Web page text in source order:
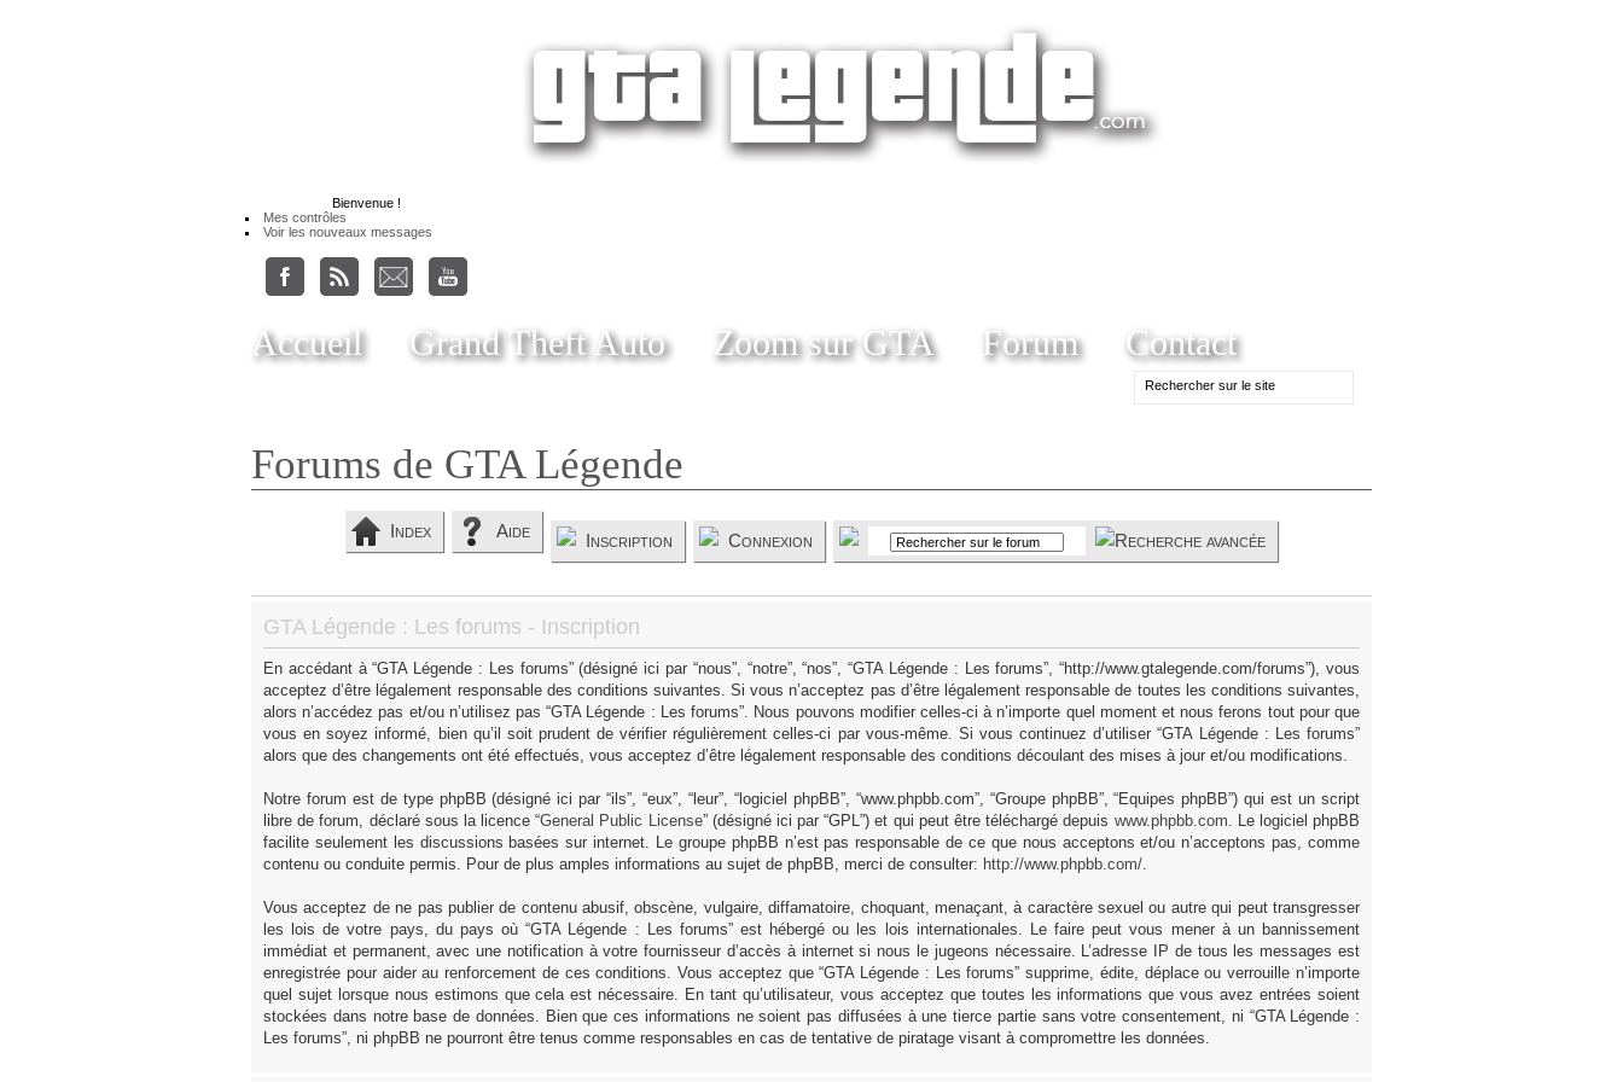
Bienvenue !
Mes contrôles
Voir les nouveaux messages
Accueil Grand Theft Auto Zoom sur GTA Forum Contact
Forums de GTA Légende
Index Aide Inscription Connexion
GTA Légende : Les forums - Inscription
En accédant à “GTA Légende : Les forums” (désigné ici par “nous”, “notre”, “nos”, “GTA Légende : Les forums”, “http://www.gtalegende.com/forums”), vous
acceptez d’être légalement responsable des conditions suivantes. Si vous n’acceptez pas d’être légalement responsable de toutes les conditions suivantes,
alors n’accédez pas et/ou n’utilisez pas “GTA Légende : Les forums”. Nous pouvons modifier celles-ci à n’importe quel moment et nous ferons tout pour que
vous en soyez informé, bien qu’il soit prudent de vérifier régulièrement celles-ci par vous-même. Si vous continuez d’utiliser “GTA Légende : Les forums”
alors que des changements ont été effectués, vous acceptez d’être légalement responsable des conditions découlant des mises à jour et/ou modifications.
Notre forum est de type phpBB (désigné ici par “ils”, “eux”, “leur”, “logiciel phpBB”, “www.phpbb.com”, “Groupe phpBB”, “Equipes phpBB”) qui est un script
libre de forum, déclaré sous la licence “General Public License” (désigné ici par “GPL”) et qui peut être téléchargé depuis www.phpbb.com. Le logiciel phpBB
facilite seulement les discussions basées sur internet. Le groupe phpBB n’est pas responsable de ce que nous acceptons et/ou n’acceptons pas, comme
contenu ou conduite permis. Pour de plus amples informations au sujet de phpBB, merci de consulter: http://www.phpbb.com/.
Vous acceptez de ne pas publier de contenu abusif, obscène, vulgaire, diffamatoire, choquant, menaçant, à caractère sexuel ou autre qui peut transgresser
les lois de votre pays, du pays où “GTA Légende : Les forums” est hébergé ou les lois internationales. Le faire peut vous mener à un bannissement
immédiat et permanent, avec une notification à votre fournisseur d’accès à internet si nous le jugeons nécessaire. L’adresse IP de tous les messages est
enregistrée pour aider au renforcement de ces conditions. Vous acceptez que “GTA Légende : Les forums” supprime, édite, déplace ou verrouille n’importe
quel sujet lorsque nous estimons que cela est nécessaire. En tant qu’utilisateur, vous acceptez que toutes les informations que vous avez entrées soient
stockées dans notre base de données. Bien que ces informations ne soient pas diffusées à une tierce partie sans votre consentement, ni “GTA Légende :
Les forums”, ni phpBB ne pourront être tenus comme responsables en cas de tentative de piratage visant à compromettre les données.